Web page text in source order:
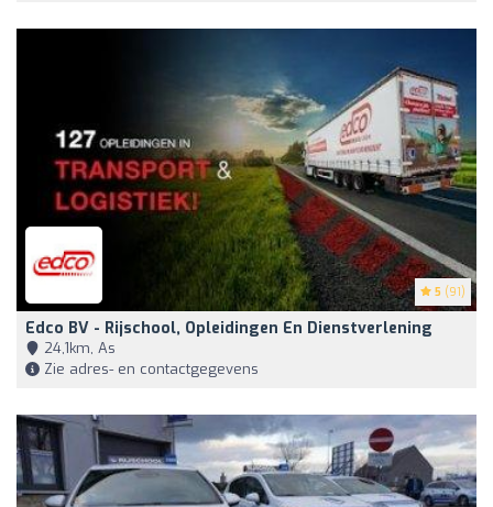
5 (91)
Edco BV - Rijschool, Opleidingen En Dienstverlening
24,1km, As
Zie adres- en contactgegevens